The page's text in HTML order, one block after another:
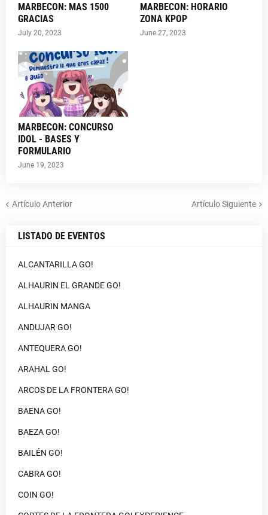
MARBECON: MAS 1500
GRACIAS
July 20, 2023
MARBECON: HORARIO
ZONA KPOP
June 27, 2023
MARBECON: CONCURSO
IDOL - BASES Y
FORMULARIO
June 19, 2023
Artículo Anterior Artículo Siguiente
LISTADO DE EVENTOS
ALCANTARILLA GO!
ALHAURIN EL GRANDE GO!
ALHAURIN MANGA
ANDUJAR GO!
ANTEQUERA GO!
ARAHAL GO!
ARCOS DE LA FRONTERA GO!
BAENA GO!
BAEZA GO!
BAILÉN GO!
CABRA GO!
COIN GO!